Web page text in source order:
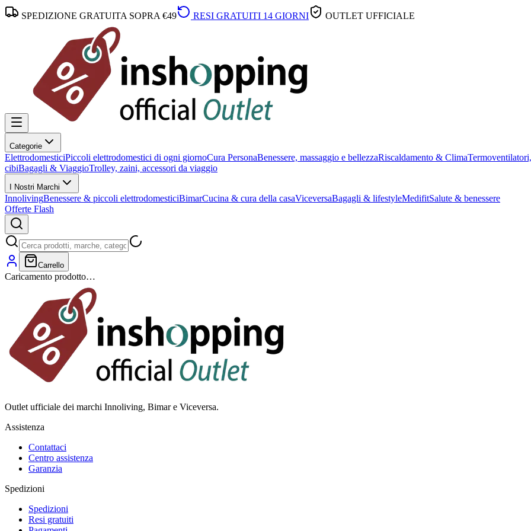
SPEDIZIONE GRATUITA SOPRA €49 RESI GRATUITI 14 GIORNI OUTLET UFFICIALE
Categorie
ElettrodomesticiPiccoli elettrodomestici di ogni giornoCura PersonaBenessere, massaggio e bellezzaRiscaldamento & Clima
cibiBagagli & ViaggioTrolley, zaini, accessori da viaggio
I Nostri Marchi
InnolivingBenessere & piccoli elettrodomesticiBimarCucina & cura della casaViceversaBagagli & lifestyleMedifitSalute & benessere
Offerte Flash
Carrello
Caricamento prodotto…
Outlet ufficiale dei marchi Innoliving, Bimar e Viceversa.
Assistenza
Contattaci
Centro assistenza
Garanzia
Spedizioni
Spedizioni
Resi gratuiti